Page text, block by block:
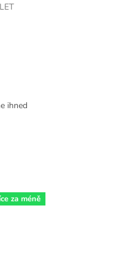
ihned
za méně